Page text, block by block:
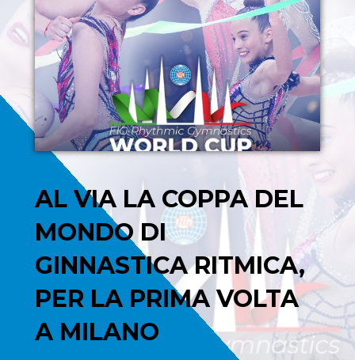
AL VIA LA COPPA DEL
MONDO DI
GINNASTICA RITMICA,
PER LA PRIMA VOLTA
A MILANO